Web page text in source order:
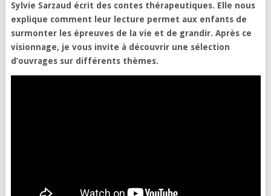
Sylvie Sarzaud écrit des contes thérapeutiques. Elle nous
explique comment leur lecture permet aux enfants de
surmonter les épreuves de la vie et de grandir. Après ce
visionnage, je vous invite à découvrir une sélection
d’ouvrages sur différents thèmes.